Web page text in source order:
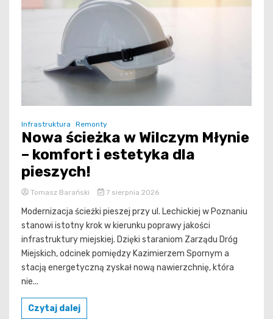
Infrastruktura Remonty
Nowa ścieżka w Wilczym Młynie
– komfort i estetyka dla
pieszych!
Tomasz Barański 7 sierpnia 2026
Modernizacja ścieżki pieszej przy ul. Lechickiej w Poznaniu
stanowi istotny krok w kierunku poprawy jakości
infrastruktury miejskiej. Dzięki staraniom Zarządu Dróg
Miejskich, odcinek pomiędzy Kazimierzem Spornym a
stacją energetyczną zyskał nową nawierzchnię, która
nie...
Czytaj dalej